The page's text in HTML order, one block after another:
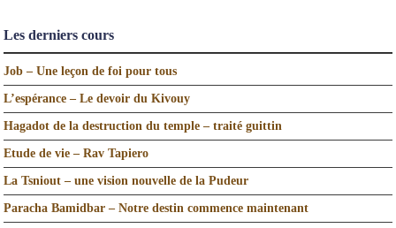
Les derniers cours
Job – Une leçon de foi pour tous
L’espérance – Le devoir du Kivouy
Hagadot de la destruction du temple – traité guittin
Etude de vie – Rav Tapiero
La Tsniout – une vision nouvelle de la Pudeur
Paracha Bamidbar – Notre destin commence maintenant